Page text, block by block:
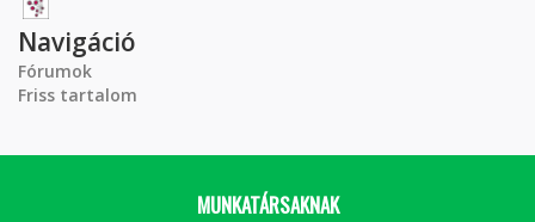
Navigáció
Fórumok
Friss tartalom
MUNKATÁRSAKNAK